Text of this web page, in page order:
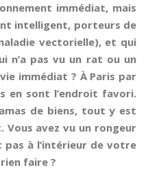
immédiat, mais
intelligent, porteurs de
vectorielle), et qui
n’a pas vu un rat ou un
immédiat ? À Paris par
en sont l’endroit favori.
de biens, tout y est
avez vu un rongeur
pas à l’intérieur de votre
faire ?